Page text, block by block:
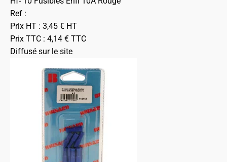
Ref :
Prix HT : 3,45 € HT
Prix TTC : 4,14 € TTC
Diffusé sur le site